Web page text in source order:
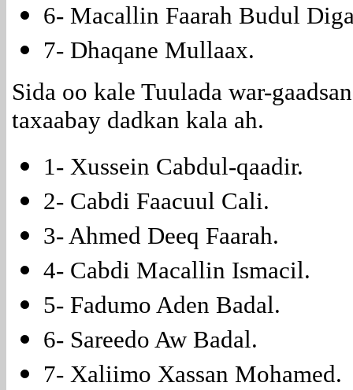
6- Macallin Faarah Budul
7- Dhaqane Mullaax.
Sida oo kale Tuulada war-
taxaabay dadkan kala ah.
1- Xussein Cabdul-qaadir.
2- Cabdi Faacuul Cali.
3- Ahmed Deeq Faarah.
4- Cabdi Macallin Ismacil.
5- Fadumo Aden Badal.
6- Sareedo Aw Badal.
7- Xaliimo Xassan Mohamed.